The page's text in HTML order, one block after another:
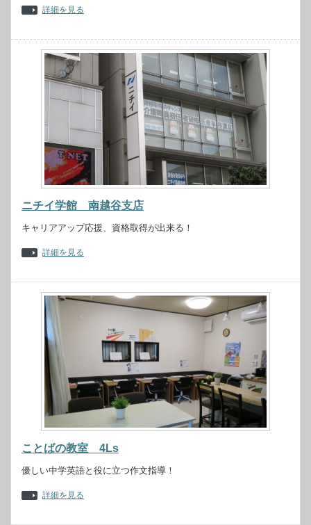
詳細を見る
ニチイ学館 南越谷支店
キャリアアップ応援、資格取得が出来る！
詳細を見る
ことばの教室 4Ls
優しい中学英語と役に立つ作文指導！
詳細を見る